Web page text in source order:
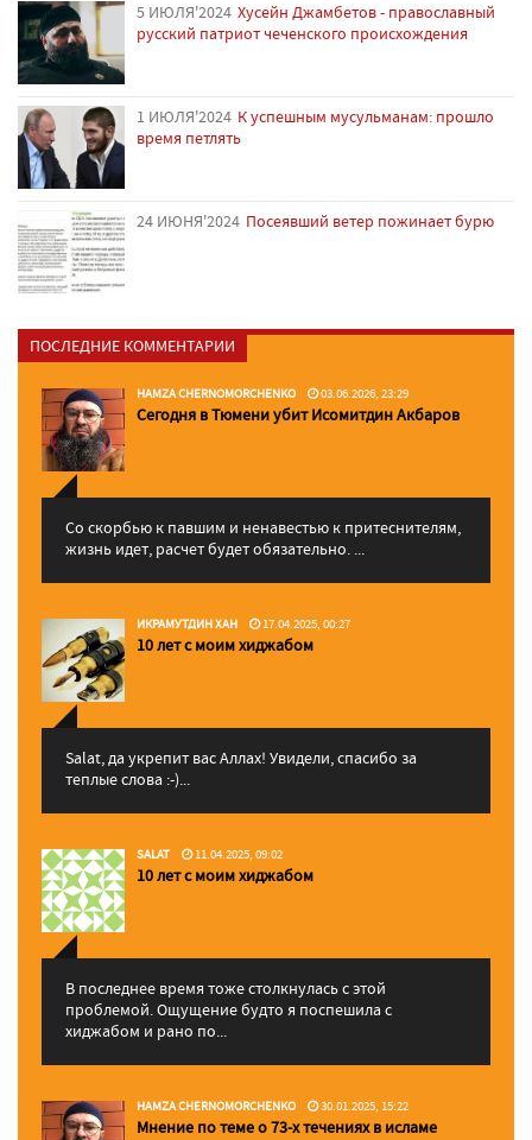
5 ИЮЛЯ'2024 Хусейн Джамбетов - православный
русский патриот чеченского происхождения
1 ИЮЛЯ'2024 К успешным мусульманам: прошло
время петлять
24 ИЮНЯ'2024 Посеявший ветер пожинает бурю
ПОСЛЕДНИЕ КОММЕНТАРИИ
HAMZA CHERNOMORCHENKO 03.06.2026, 23:29
Сегодня в Тюмени убит Исомитдин Акбаров
Со скорбью к павшим и ненавестью к притеснителям,
жизнь идет, расчет будет обязательно. ...
ИКРАМУТДИН ХАН 17.04.2025, 00:27
10 лет с моим хиджабом
Salat, да укрепит вас Аллаx! Увидели, спасибо за
теплые слова :-)...
SALAT 11.04.2025, 09:02
10 лет с моим хиджабом
В последнее время тоже столкнулась с этой
проблемой. Ощущение будто я поспешила с
хиджабом и рано по...
HAMZA CHERNOMORCHENKO 30.01.2025, 15:22
Мнение по теме о 73-х течениях в исламе